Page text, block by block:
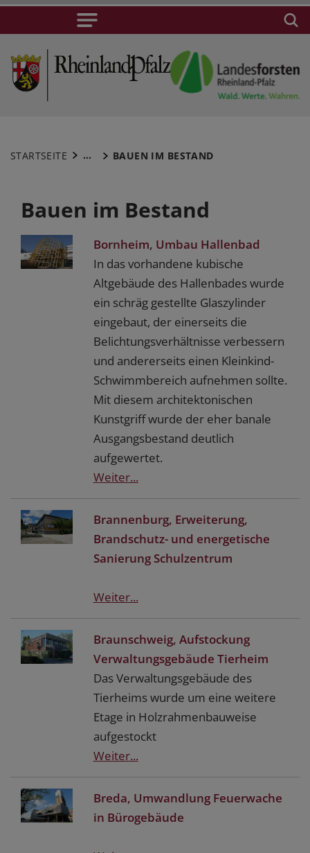
STARTSEITE ... BAUEN IM BESTAND
Bauen im Bestand
Bornheim, Umbau Hallenbad
In das vorhandene kubische
Altgebäude des Hallenbades wurde
ein schräg gestellte Glaszylinder
eingebaut, der einerseits die
Belichtungsverhältnisse verbessern
und andererseits einen Kleinkind-
Schwimmbereich aufnehmen sollte.
Mit diesem architektonischen
Kunstgriff wurde der eher banale
Ausgangsbestand deutlich
aufgewertet.
Weiter...
Brannenburg, Erweiterung,
Brandschutz- und energetische
Sanierung Schulzentrum
Weiter...
Braunschweig, Aufstockung
Verwaltungsgebäude Tierheim
Das Verwaltungsgebäude des
Tierheims wurde um eine weitere
Etage in Holzrahmenbauweise
aufgestockt
Weiter...
Breda, Umwandlung Feuerwache
in Bürogebäude